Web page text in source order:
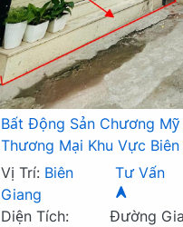
Bất Động Sản Chương Mỹ
Thương Mại Khu Vực Biên
Tận Cửa Gần Trục Chính
Vị Trí: Biên
Giang
Tư Vấn
Diện Tích:
Đường